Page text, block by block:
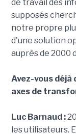
de travail des
supposés
notre propre
d'une solution
auprès de 2000
Avez-vous déjà
axes de
Luc Barnaud :
les utilisateurs.